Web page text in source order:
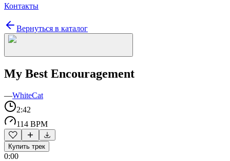
Контакты
Вернуться в каталог
My Best Encouragement
—WhiteCat
2:42
114 BPM
Купить трек
0:00